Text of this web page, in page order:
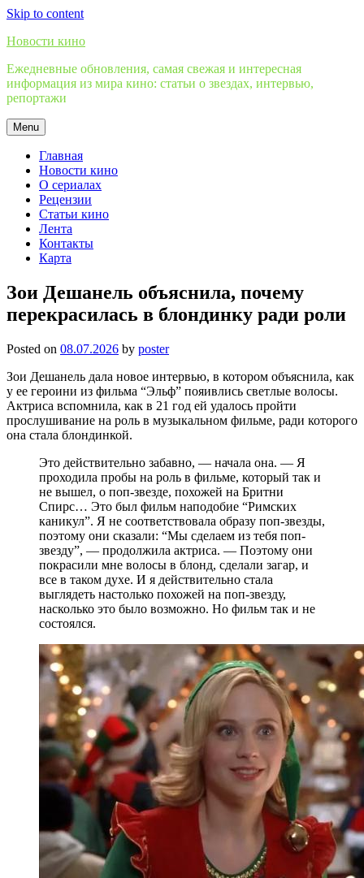
Skip to content
Новости кино
Ежедневные обновления, самая свежая и интересная
информация из мира кино: статьи о звездах, интервью,
репортажи
Menu
Главная
Новости кино
О сериалах
Рецензии
Статьи кино
Лента
Контакты
Карта
Зои Дешанель объяснила, почему
перекрасилась в блондинку ради роли
Posted on 08.07.2026 by poster
Зои Дешанель дала новое интервью, в котором объяснила, как
у ее героини из фильма “Эльф” пояивлись светлые волосы.
Актриса вспомнила, как в 21 год ей удалось пройти
прослушивание на роль в музыкальном фильме, ради которого
она стала блондинкой.
Это действительно забавно, — начала она. — Я
проходила пробы на роль в фильме, который так и
не вышел, о поп-звезде, похожей на Бритни
Спирс… Это был фильм наподобие “Римских
каникул”. Я не соответствовала образу поп-звезды,
поэтому они сказали: “Мы сделаем из тебя поп-
звезду”, — продолжила актриса. — Поэтому они
покрасили мне волосы в блонд, сделали загар, и
все в таком духе. И я действительно стала
выглядеть настолько похожей на поп-звезду,
насколько это было возможно. Но фильм так и не
состоялся.